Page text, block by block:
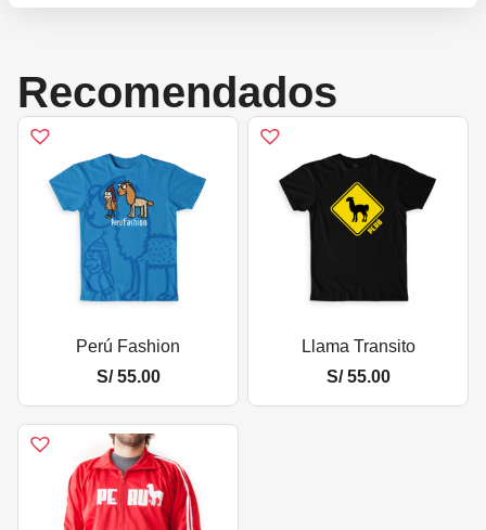
Recomendados
Perú Fashion
S/55.00
Llama Transito
S/55.00